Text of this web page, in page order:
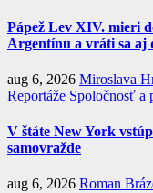
Pápež Lev XIV. mieri
Argentínu a vráti sa aj
aug 6, 2026 Miroslava
Reportáže Spoločnosť a
V štáte New York
samovražde
aug 6, 2026 Roman